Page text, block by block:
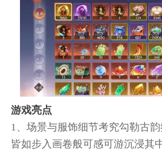
游戏亮点
1、场景与服饰细节考究勾勒古
皆如步入画卷般可感可游沉浸其中